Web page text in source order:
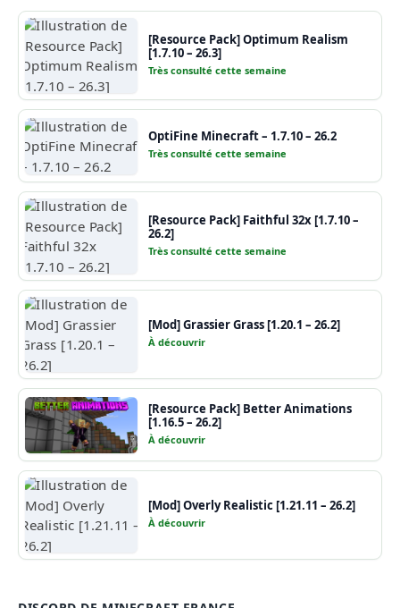
[Resource Pack] Optimum Realism
[1.7.10 – 26.3]
Très consulté cette semaine
OptiFine Minecraft – 1.7.10 – 26.2
Très consulté cette semaine
[Resource Pack] Faithful 32x [1.7.10 –
26.2]
Très consulté cette semaine
[Mod] Grassier Grass [1.20.1 – 26.2]
À découvrir
[Resource Pack] Better Animations
[1.16.5 – 26.2]
À découvrir
[Mod] Overly Realistic [1.21.11 – 26.2]
À découvrir